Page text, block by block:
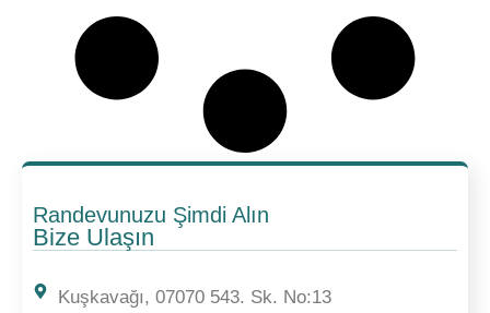
Randevunuzu Şimdi Alın
Bize Ulaşın
Kuşkavağı, 07070 543. Sk. No:13